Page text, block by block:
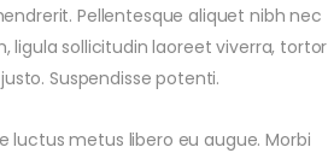
Pellentesque aliquet nibh nec
ligula sollicitudin laoreet viverra, tortor
Suspendisse potenti.
luctus metus libero eu augue. Morbi